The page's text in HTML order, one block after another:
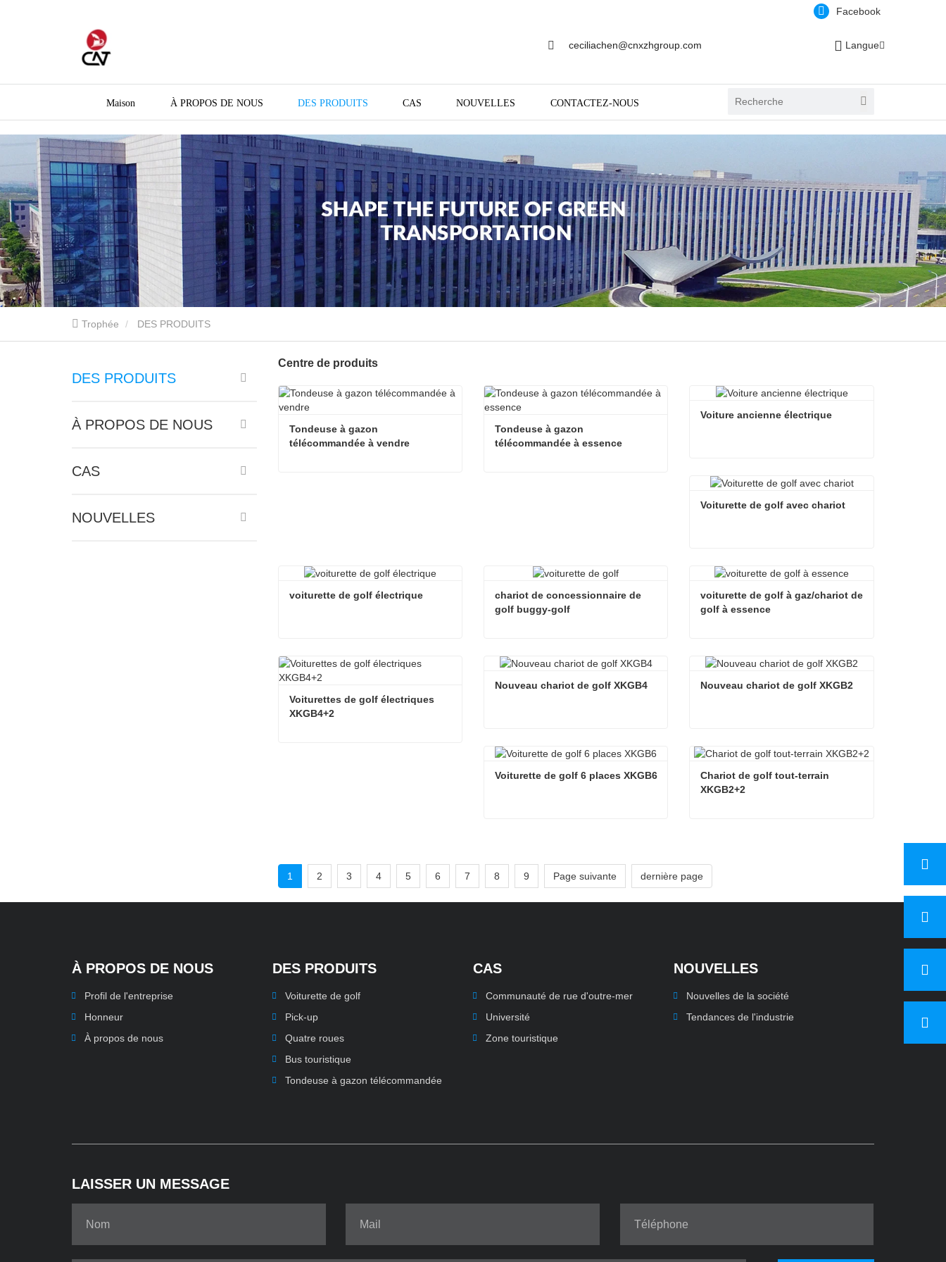
Facebook
ceciliachen@cnxzhgroup.com Langue
Maison À PROPOS DE NOUS DES PRODUITS CAS NOUVELLES CONTACTEZ-NOUS
Trophée DES PRODUITS
DES PRODUITS
À PROPOS DE NOUS
CAS
NOUVELLES
Centre de produits
Tondeuse à gazon
télécommandée à vendre
Tondeuse à gazon
télécommandée à essence
Voiture ancienne électrique
Voiture ancienne électrique
Voiturette de golf avec chariot
Voiturette de golf avec chariot
voiturette de golf électrique
voiturette de golf électrique
Contacter maintenant
chariot de concessionnaire de
golf buggy-golf
voiturette de golf à gaz/chariot de
golf à essence
Voiturettes de golf électriques
XKGB4+2
Nouveau chariot de golf XKGB4
Nouveau chariot de golf XKGB4
Nouveau chariot de golf XKGB2
Nouveau chariot de golf XKGB2
Voiturette de golf 6 places XKGB6
Chariot de golf tout-terrain
XKGB2+2
1
2 3 4 5 6 7 8 9 Page suivante dernière page
À PROPOS DE NOUS
Profil de l'entreprise
Honneur
À propos de nous
DES PRODUITS
Voiturette de golf
Pick-up
Quatre roues
Bus touristique
Tondeuse à gazon télécommandée
CAS
Communauté de rue d'outre-mer
Université
Zone touristique
NOUVELLES
Nouvelles de la société
Tendances de l'industrie
LAISSER UN MESSAGE